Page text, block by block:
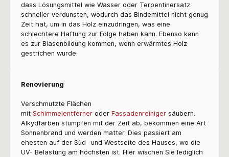
dass Lösungsmittel wie Wasser oder Terpentinersatz
schneller verdunsten, wodurch das Bindemittel nicht genug
Zeit hat, um in das Holz einzudringen, was eine
schlechtere Haftung zur Folge haben kann. Ebenso kann
es zur Blasenbildung kommen, wenn erwärmtes Holz
gestrichen wurde.
Renovierung
Verschmutzte Flächen
mit Schimmelentferner oder Fassadenreiniger säubern.
Alkydfarben stumpfen mit der Zeit ab, bekommen eine Art
Sonnenbrand und werden matter. Dies passiert am
ehesten auf der Süd -und Westseite des Hauses, wo die
UV- Belastung am höchsten ist. Hier wischen Sie lediglich